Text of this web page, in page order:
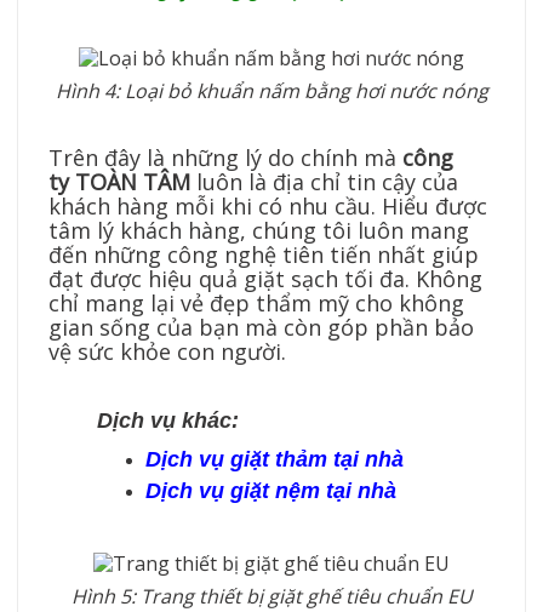
Hình 4: Loại bỏ khuẩn nấm bằng hơi nước nóng
Trên đây là những lý do chính mà công
ty TOÀN TÂM luôn là địa chỉ tin cậy của
khách hàng mỗi khi có nhu cầu. Hiểu được
tâm lý khách hàng, chúng tôi luôn mang
đến những công nghệ tiên tiến nhất giúp
đạt được hiệu quả giặt sạch tối đa. Không
chỉ mang lại vẻ đẹp thẩm mỹ cho không
gian sống của bạn mà còn góp phần bảo
vệ sức khỏe con người.
Dịch vụ khác:
Dịch vụ giặt thảm tại nhà
Dịch vụ giặt nệm tại nhà
Hình 5: Trang thiết bị giặt ghế tiêu chuẩn EU